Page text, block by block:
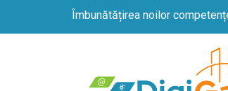
Îmbunătățirea noilor